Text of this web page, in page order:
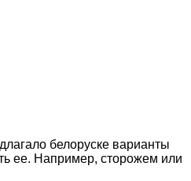
белоруске варианты
ее. Например, сторожем или